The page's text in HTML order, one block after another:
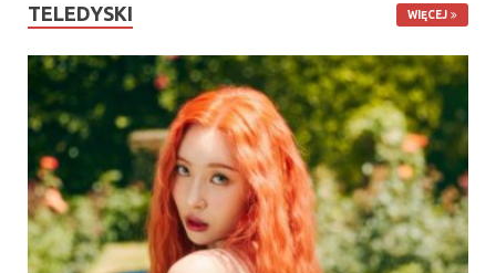
TELEDYSKI WIĘCEJ